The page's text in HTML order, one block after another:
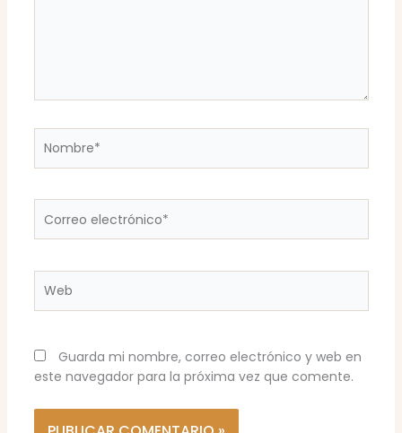
electrónico*
Guarda mi nombre, correo electrónico y web en
este navegador para la próxima vez que comente.